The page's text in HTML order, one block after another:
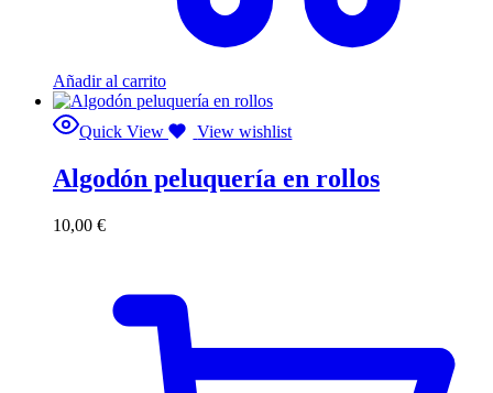
Añadir al carrito
Quick View View wishlist
Algodón peluquería en rollos
10,00 €